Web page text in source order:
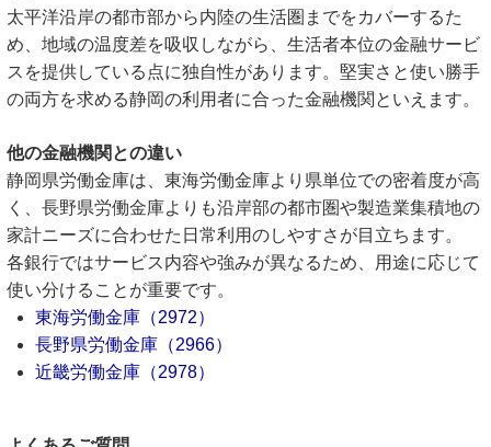
太平洋沿岸の都市部から内陸の生活圏までをカバーするた
め、地域の温度差を吸収しながら、生活者本位の金融サービ
スを提供している点に独自性があります。堅実さと使い勝手
の両方を求める静岡の利用者に合った金融機関といえます。
他の金融機関との違い
静岡県労働金庫は、東海労働金庫より県単位での密着度が高
く、長野県労働金庫よりも沿岸部の都市圏や製造業集積地の
家計ニーズに合わせた日常利用のしやすさが目立ちます。
各銀行ではサービス内容や強みが異なるため、用途に応じて
使い分けることが重要です。
東海労働金庫（2972）
長野県労働金庫（2966）
近畿労働金庫（2978）